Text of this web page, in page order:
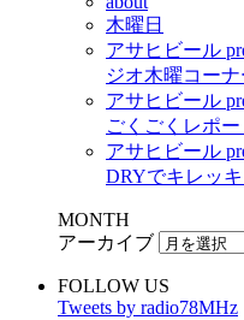
木曜日
アサヒビール
ジオ木曜コーナ
アサヒビール
ごくごくレポー
アサヒビール
DRYでキレッ
MONTH
アーカイブ
FOLLOW US
Tweets by radio78MHz